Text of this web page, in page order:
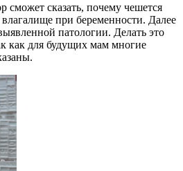
сможет сказать, почему чешется
при беременности. Далее
патологии. Делать это
как для будущих мам многие